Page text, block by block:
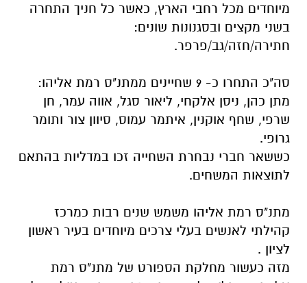
מיוחדים מכל רחבי הארץ, כאשר כל חניך התחרה
בשני מקצים ובסגנונות שונים:
חתירה/חזה/גב/פרפר.
סה"כ התחרו כ- 9 שחיינים ממתנ"ס רמת אליהו:
מתן כהן, ניסן אלקחי, ליאור סגל, אווה עמר, חן
שרפי, שחף אוקנין, איתמר עמוס, סיוון צור ותומר
גרופי.
כששאר חברי נבחרת השחייה זכו במדליות בהתאם
לתוצאות המשחים.
מתנ"ס רמת אליהו משמש שנים רבות כמרכז
קהילתי לאנשים בעלי צרכים מיוחדים בעיר ראשון
לציון .
מזה כעשור מחלקת הספורט של מתנ"ס רמת